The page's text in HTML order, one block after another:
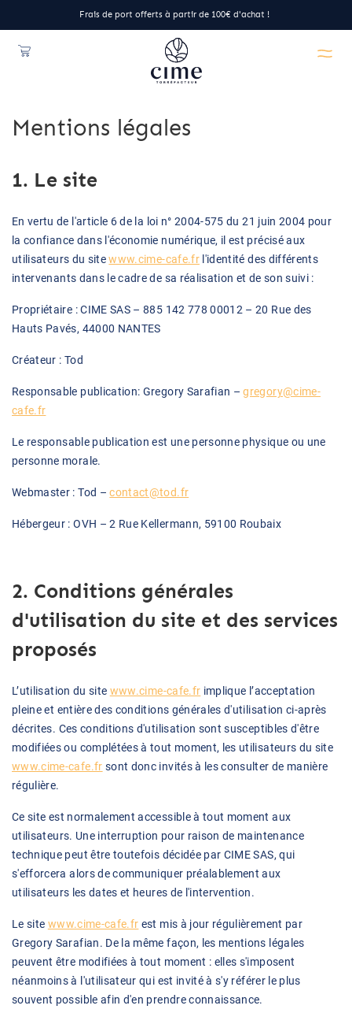
Frais de port offerts à partir de 100€ d'achat !
Mentions légales
1. Le site
En vertu de l'article 6 de la loi n° 2004-575 du 21 juin 2004 pour
la confiance dans l'économie numérique, il est précisé aux
utilisateurs du sitewww.cime-cafe.frl'identité des différents
intervenants dans le cadre de sa réalisation et de son suivi :
Propriétaire : CIME SAS – 885 142 778 00012 – 20 Rue des
Hauts Pavés, 44000 NANTES
Créateur : Tod
Responsable publication: Gregory Sarafian –gregory@cime-
cafe.fr
Le responsable publication est une personne physique ou une
personne morale.
Webmaster : Tod –contact@tod.fr
Hébergeur : OVH – 2 Rue Kellermann, 59100 Roubaix
2. Conditions générales
d'utilisation du site et des services
proposés
L’utilisation du site www.cime-cafe.fr implique l’acceptation
pleine et entière des conditions générales d'utilisation ci-après
décrites. Ces conditions d'utilisation sont susceptibles d'être
modifiées ou complétées à tout moment, les utilisateurs du site
www.cime-cafe.fr sont donc invités à les consulter de manière
régulière.
Ce site est normalement accessible à tout moment aux
utilisateurs. Une interruption pour raison de maintenance
technique peut être toutefois décidée par CIME SAS, qui
s'efforcera alors de communiquer préalablement aux
utilisateurs les dates et heures de l'intervention.
Le site www.cime-cafe.fr est mis à jour régulièrement par
Gregory Sarafian. De la même façon, les mentions légales
peuvent être modifiées à tout moment : elles s'imposent
néanmoins à l'utilisateur qui est invité à s'y référer le plus
souvent possible afin d'en prendre connaissance.